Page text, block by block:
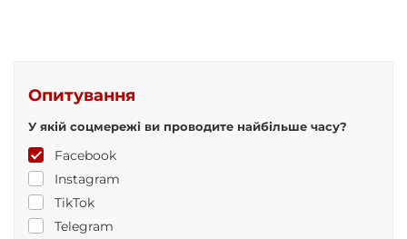
Опитування
У якій соцмережі ви проводите найбільше часу?
Facebook
Instagram
TikTok
Telegram